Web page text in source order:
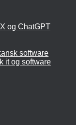
og ChatGPT
software
it og software